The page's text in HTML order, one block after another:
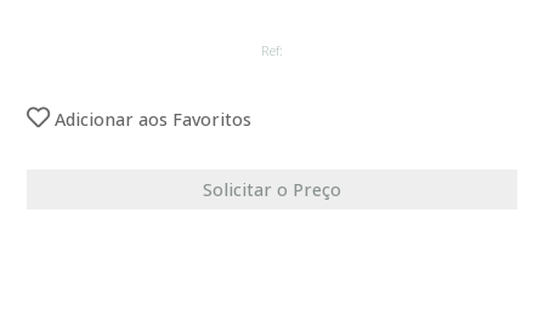
Ref:
Adicionar aos Favoritos
Solicitar o Preço